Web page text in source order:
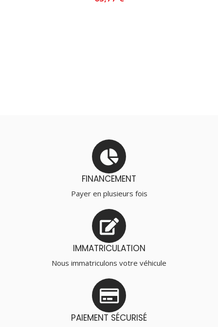
FINANCEMENT
Payer en plusieurs fois
IMMATRICULATION
Nous immatriculons votre véhicule
PAIEMENT SÉCURISÉ